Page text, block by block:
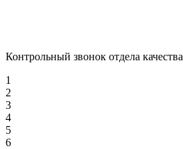
Контрольный звонок отдела качества
1
2
3
4
5
6